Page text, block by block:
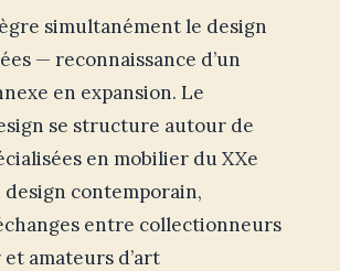
simultanément le design
— reconnaissance d’un
en expansion. Le
se structure autour de
en mobilier du XXe
design contemporain,
entre collectionneurs
amateurs d’art